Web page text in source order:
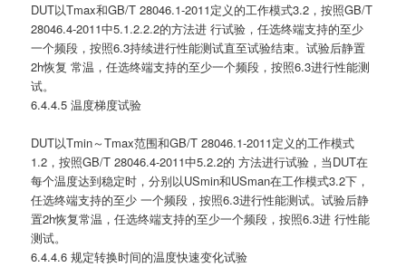
DUT以Tmax和GB/T 28046.1-2011定义的工作模式3.2，按照GB/T
28046.4-2011中5.1.2.2.2的方法进 行试验，任选终端支持的至少
一个频段，按照6.3持续进行性能测试直至试验结束。试验后静置
2h恢复 常温，任选终端支持的至少一个频段，按照6.3进行性能测
试。
6.4.4.5 温度梯度试验
DUT以Tmin～Tmax范围和GB/T 28046.1-2011定义的工作模式
1.2，按照GB/T 28046.4-2011中5.2.2的 方法进行试验，当DUT在
每个温度达到稳定时，分别以USmin和USman在工作模式3.2下，
任选终端支持的至少 一个频段，按照6.3进行性能测试。试验后静
置2h恢复常温，任选终端支持的至少一个频段，按照6.3进 行性能
测试。
6.4.4.6 规定转换时间的温度快速变化试验